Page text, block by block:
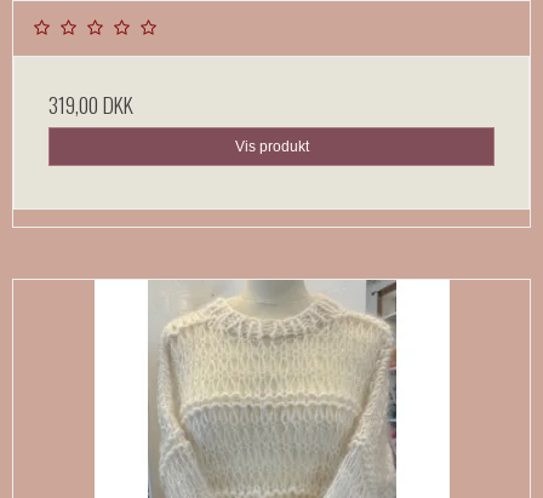
319,00 DKK
Vis produkt